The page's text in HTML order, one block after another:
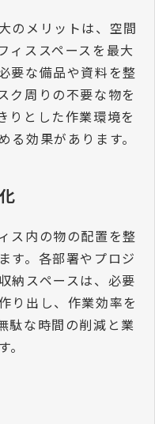
のメリットは、空間
ィススペースを最大
要な備品や資料を整
ク周りの不要な物を
りとした作業環境を
効果があります。
ス内の物の配置を整
す。各部署やプロジ
納スペースは、必要
り出し、作業効率を
駄な時間の削減と業